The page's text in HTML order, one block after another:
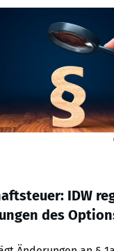
IDW
des